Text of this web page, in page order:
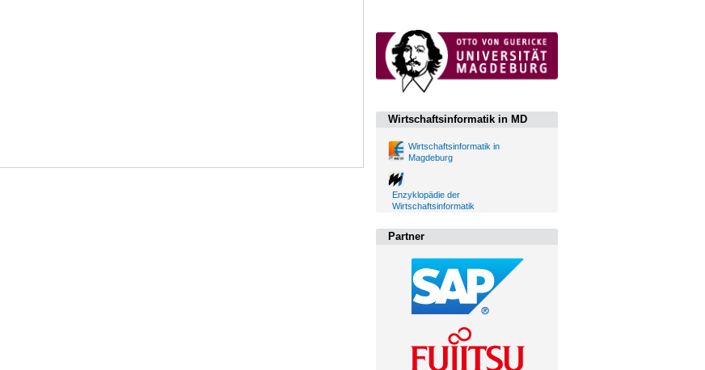
Wirtschaftsinformatik in MD
Wirtschaftsinformatik in
Magdeburg
Enzyklopädie der
Wirtschaftsinformatik
Partner